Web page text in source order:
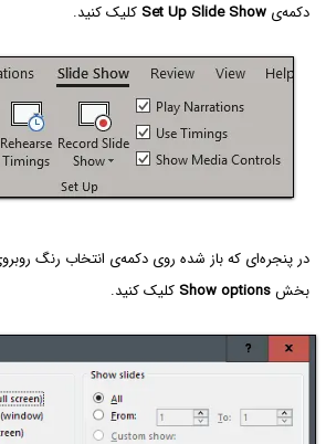
دکمه‌ی Set Up Slide Show کلیک کنید.
در پنجره‌ای که باز شده روی دکمه‌ی انتخاب رنگ
بخشShow options‌ کلیک کنید.